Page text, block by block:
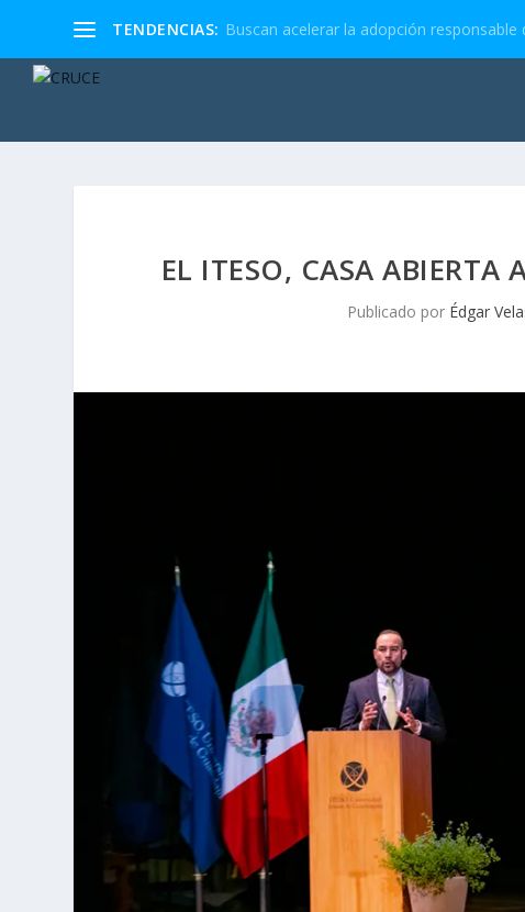
TENDENCIAS: Buscan acelerar la adopción responsable
EL ITESO, CASA
Publicado por Édgar